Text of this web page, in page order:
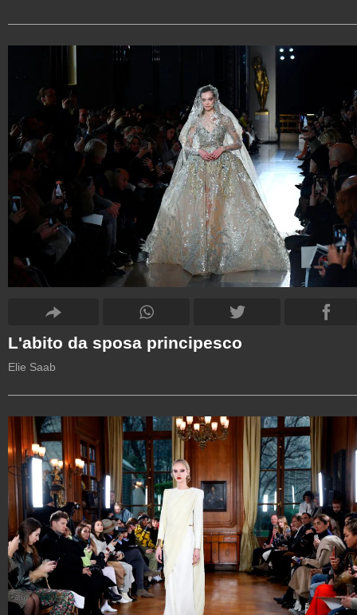
L'abito da sposa principesco
Elie Saab